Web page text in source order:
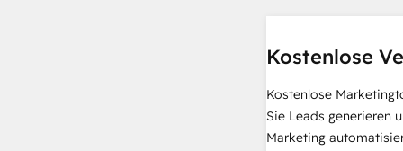
Kostenlose
Kostenlose
Sie Leads generieren
Marketing